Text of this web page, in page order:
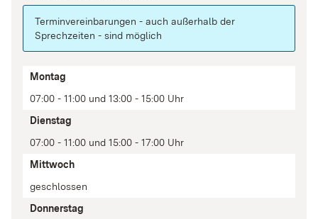
Terminvereinbarungen - auch außerhalb der
Sprechzeiten - sind möglich
Tag
Zeit(en)
Anmerkung
Montag
07:00 - 11:00 und 13:00 - 15:00 Uhr
Dienstag
07:00 - 11:00 und 15:00 - 17:00 Uhr
Mittwoch
geschlossen
Donnerstag